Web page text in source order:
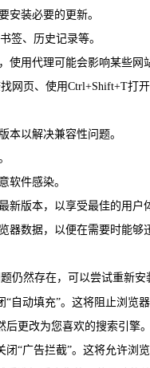
安装必要的更新。
签、历史记录等。
用代理可能会影响某些网
网页、使用Ctrl+Shift+T打开
本以解决兼容性问题。
软件感染。
版本，以享受最佳的用户
数据，以便在需要时能够
仍然存在，可以尝试重新安
自动填充”。这将阻止浏览器
更改为您喜欢的搜索引擎。
“广告拦截”。这将允许浏览